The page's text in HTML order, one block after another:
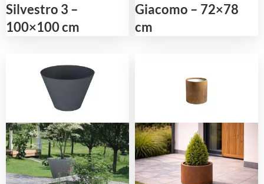
Silvestro 3 –
100×100 cm
Giacomo – 72×78
cm